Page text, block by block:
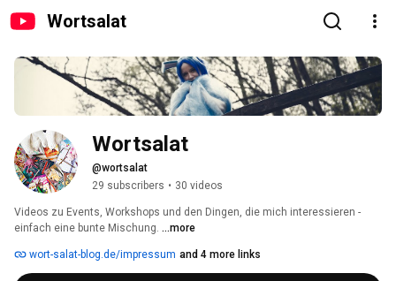
Wortsalat
Wortsalat
@wortsalat
29 subscribers • 30 videos
Videos zu Events, Workshops und den Dingen, die mich interessieren -
einfach eine bunte Mischung. ...more
wort-salat-blog.de/impressum and 4 more links